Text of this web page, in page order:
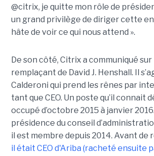
@citrix, je quitte mon rôle de
un grand privilège de diriger cette
hâte de voir ce qui nous attend ».
De son côté, Citrix a communiqué sur
remplaçant de David J. Henshall. Il
Calderoni qui prend les rênes par
tant que CEO. Un poste qu’il connait
occupé d’octobre 2015 à janvier
présidence du conseil
il est membre depuis 2014. Avant de
il était CEO d'Ariba (racheté ensuite